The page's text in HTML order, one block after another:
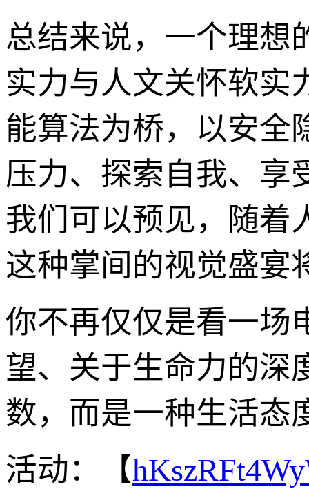
总结来说，一个理想
实力与人文关怀软实
能算法为桥，以安全
压力、探索自我、享
我们可以预见，随着
这种掌间的视觉盛宴
你不再仅仅是看一场
望、关于生命力的深
数，而是一种生活
活动：【